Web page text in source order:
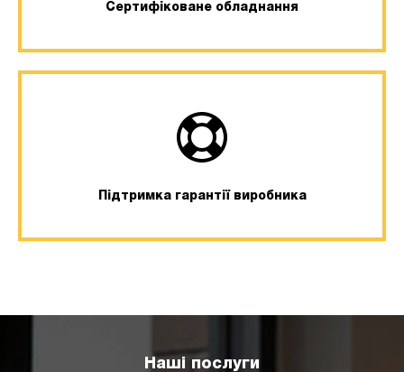
Сертифіковане обладнання
Підтримка гарантії виробника
Наші послуги